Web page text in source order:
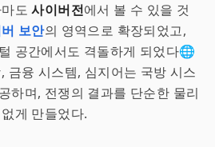
마도사이버전에서 볼 수 있을 것
보안의 영역으로 확장되었고,
공간에서도 격돌하게 되었다🌐
금융 시스템, 심지어는 국방 시스
하며, 전쟁의 결과를 단순한 물리
게 만들었다.